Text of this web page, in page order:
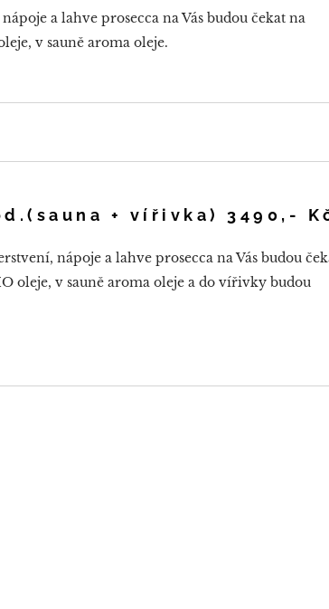
a lahve prosecca na Vás budou čekat na
v sauně aroma oleje.
+ vířivka) 3490,-
nápoje a lahve prosecca na Vás budou
oleje, v sauně aroma oleje a do vířivky budou